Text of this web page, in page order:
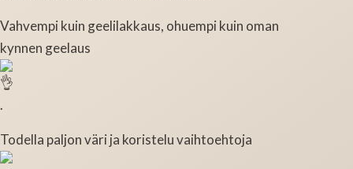
Vahvempi kuin geelilakkaus, ohuempi kuin oman
kynnen geelaus
.
Todella paljon väri ja koristelu vaihtoehtoja